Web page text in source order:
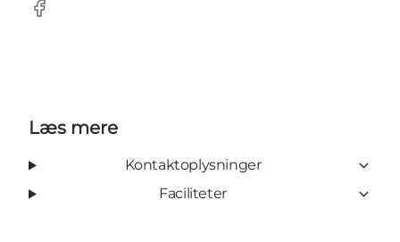
Facebook
Læs mere
Kontaktoplysninger
Faciliteter